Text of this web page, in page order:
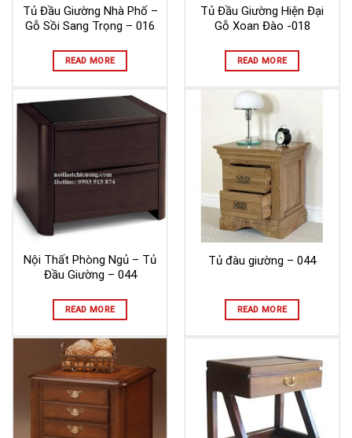
Tủ Đầu Giường Nhà Phố –
Gỗ Sồi Sang Trọng – 016
READ MORE
Tủ Đầu Giường Hiện Đại
Gỗ Xoan Đào -018
READ MORE
Nội Thất Phòng Ngủ – Tủ
Đầu Giường – 044
READ MORE
Tủ đàu giường – 044
READ MORE